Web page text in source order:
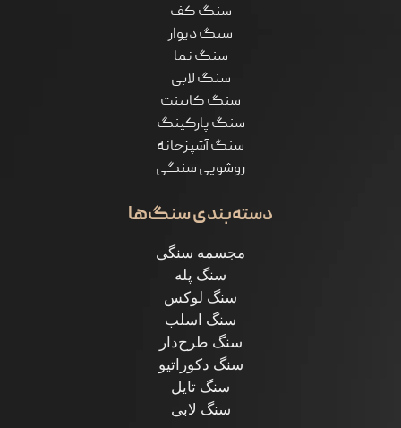
سنگ کف
سنگ دیوار
سنگ نما
سنگ لابی
سنگ کابینت
سنگ پارکینگ
سنگ آشپزخانه
روشویی سنگی
دسته‌بندی سنگ‌ها
مجسمه سنگی
سنگ پله
سنگ لوکس
سنگ اسلب
سنگ طرح‌دار
سنگ دکوراتیو
سنگ تایل
سنگ لابی